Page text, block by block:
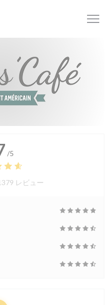
/5
レビュー